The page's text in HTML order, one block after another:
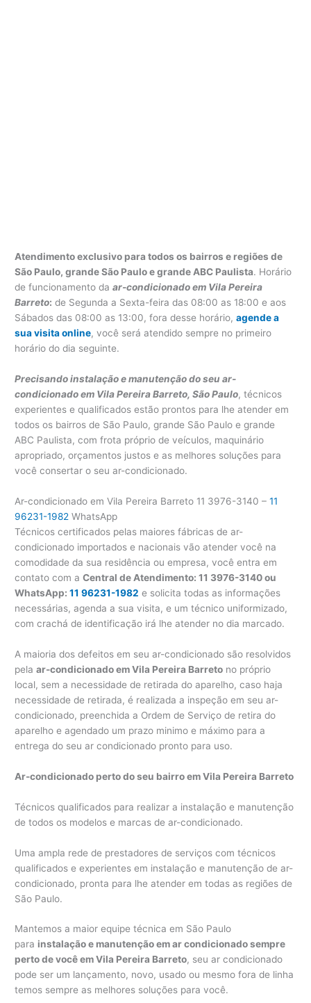
Atendimento exclusivo para todos os bairros e regiões de
São Paulo, grande São Paulo e grande ABC Paulista. Horário
de funcionamento daar-condicionado em Vila Pereira
Barreto: de Segunda a Sexta-feira das 08:00 as 18:00 e aos
Sábados das 08:00 as 13:00, fora desse horário,agende a
sua visita online, você será atendido sempre no primeiro
horário do dia seguinte.
Precisando instalação e manutenção do seu ar-
condicionado em Vila Pereira Barreto, São Paulo, técnicos
experientes e qualificados estão prontos para lhe atender em
todos os bairros de São Paulo, grande São Paulo e grande
ABC Paulista, com frota próprio de veículos, maquinário
apropriado, orçamentos justos e as melhores soluções para
você consertar o seu ar-condicionado.
Ar-condicionado em Vila Pereira Barreto 11 3976-3140 –11
96231-1982 WhatsApp
Técnicos certificados pelas maiores fábricas de ar-
condicionado importados e nacionais vão atender você na
comodidade da sua residência ou empresa, você entra em
contato com aCentral de Atendimento: 11 3976-3140 ou
WhatsApp:11 96231-1982 e solicita todas as informações
necessárias, agenda a sua visita, e um técnico uniformizado,
com crachá de identificação irá lhe atender no dia marcado.
A maioria dos defeitos em seu ar-condicionado são resolvidos
pelaar-condicionado em Vila Pereira Barreto no próprio
local, sem a necessidade de retirada do aparelho, caso haja
necessidade de retirada, é realizada a inspeção em seu ar-
condicionado, preenchida a Ordem de Serviço de retira do
aparelho e agendado um prazo minimo e máximo para a
entrega do seu ar condicionado pronto para uso.
Ar-condicionado perto do seu bairro em Vila Pereira Barreto
Técnicos qualificados para realizar a instalação e manutenção
de todos os modelos e marcas de ar-condicionado.
Uma ampla rede de prestadores de serviços com técnicos
qualificados e experientes em instalação e manutenção de ar-
condicionado, pronta para lhe atender em todas as regiões de
São Paulo.
Mantemos a maior equipe técnica em São Paulo
para instalação e manutenção em ar condicionado sempre
perto de você em Vila Pereira Barreto, seu ar condicionado
pode ser um lançamento, novo, usado ou mesmo fora de linha
temos sempre as melhores soluções para você.